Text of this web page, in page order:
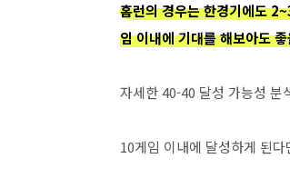
홈런의 경우는 한경기에도
임 이내에 기대를 해보아도
자세한 40-40 달성 가능성 분
10게임 이내에 달성하게 된